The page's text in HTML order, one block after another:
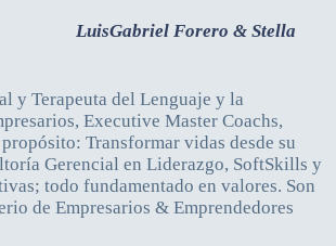
LuisGabriel Forero & Stella
y Terapeuta del Lenguaje y la
Executive Master Coachs,
Transformar vidas desde su
Gerencial en Liderazgo, SoftSkills y
todo fundamentado en valores. Son
de Empresarios & Emprendedores